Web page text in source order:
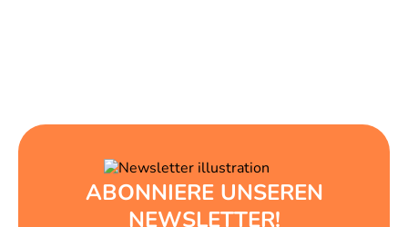
ABONNIERE UNSEREN
NEWSLETTER!